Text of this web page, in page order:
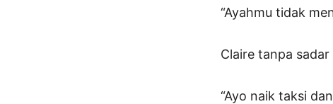
“Ayahmu tidak
Claire tanpa
“Ayo naik taksi